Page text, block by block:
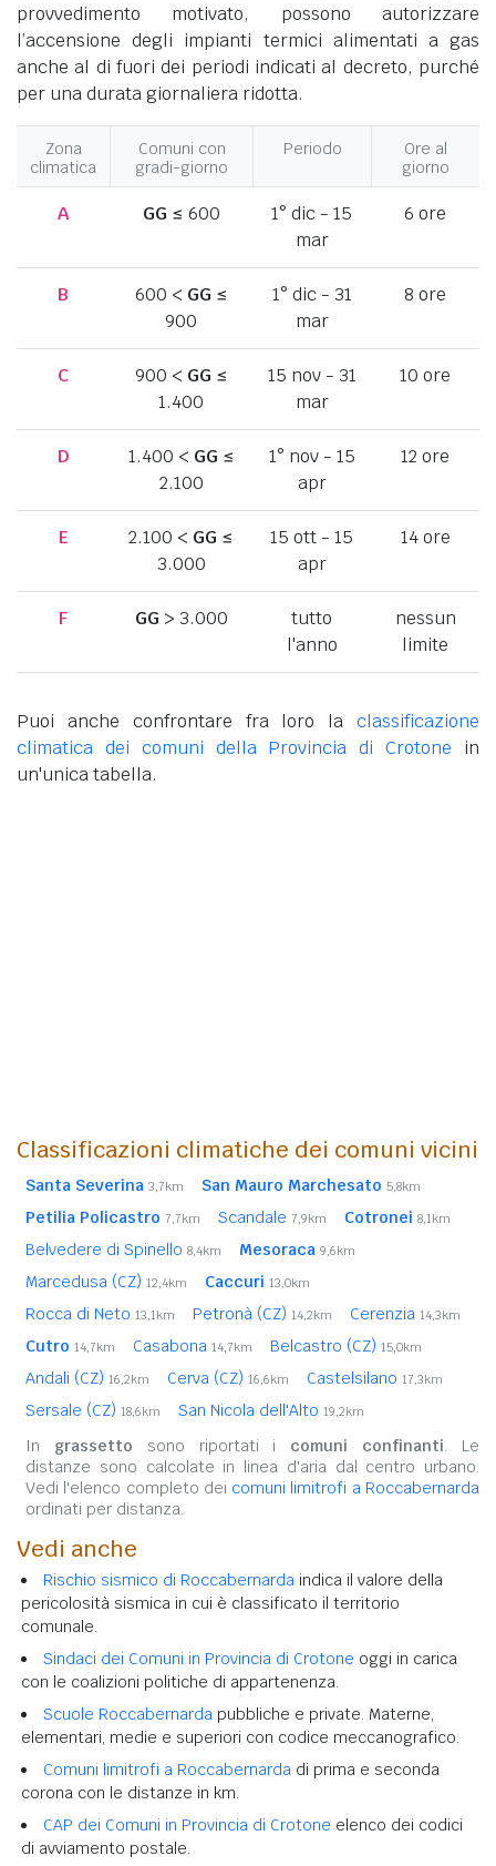
provvedimento motivato, possono autorizzare
l’accensione degli impianti termici alimentati a gas
anche al di fuori dei periodi indicati al decreto, purché
per una durata giornaliera ridotta.
Zona
climatica
Comuni con
gradi-giorno
Periodo
Ore al
giorno
A GG ≤ 600
1° dic - 15
mar
6 ore
B 600 < GG ≤
900
1° dic - 31
mar
8 ore
C 900 < GG ≤
1.400
15 nov - 31
mar
10 ore
D 1.400 < GG ≤
2.100
1° nov - 15
apr
12 ore
E 2.100 < GG ≤
3.000
15 ott - 15
apr
14 ore
F GG > 3.000
tutto
l'anno
nessun
limite
Puoi anche confrontare fra loro la classificazione
climatica dei comuni della Provincia di Crotone in
un'unica tabella.
Classificazioni climatiche dei comuni vicini
Santa Severina 3,7km San Mauro Marchesato 5,8km
Petilia Policastro 7,7km Scandale 7,9km Cotronei 8,1km
Belvedere di Spinello 8,4km Mesoraca 9,6km
Marcedusa (CZ) 12,4km Caccuri 13,0km
Rocca di Neto 13,1km Petronà (CZ) 14,2km Cerenzia 14,3km
Cutro 14,7km Casabona 14,7km Belcastro (CZ) 15,0km
Andali (CZ) 16,2km Cerva (CZ) 16,6km Castelsilano 17,3km
Sersale (CZ) 18,6km San Nicola dell'Alto 19,2km
In grassetto sono riportati i comuni confinanti. Le
distanze sono calcolate in linea d'aria dal centro urbano.
Vedi l'elenco completo dei comuni limitrofi a Roccabernarda
ordinati per distanza.
Vedi anche
Rischio sismico di Roccabernarda indica il valore della
pericolosità sismica in cui è classificato il territorio
comunale.
Sindaci dei Comuni in Provincia di Crotone oggi in carica
con le coalizioni politiche di appartenenza.
Scuole Roccabernarda pubbliche e private. Materne,
elementari, medie e superiori con codice meccanografico.
Comuni limitrofi a Roccabernarda di prima e seconda
corona con le distanze in km.
CAP dei Comuni in Provincia di Crotone elenco dei codici
di avviamento postale.